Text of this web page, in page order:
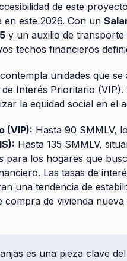
de este
este 2026. Con un
y un auxilio de
techos financieros
unidades que
Interés Prioritario
la equidad social en el
(VIP): Hasta 90 SMMLV,
Hasta 135 SMMLV,
para los hogares que
Las tasas de
una tendencia de
de vivienda
es una pieza clave